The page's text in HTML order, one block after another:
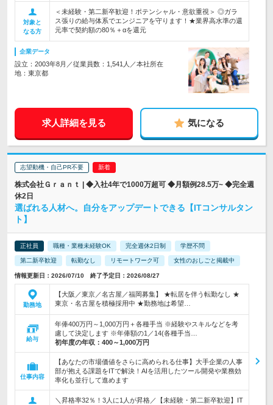
対象と
なる方
＜未経験・第二新卒歓迎！ポテンシャル・意欲重視＞ ◎ガラ
ス張りの給与体系でエンジニアを守ります！★業界高水準の還
元率で契約額の80％＋αを還元
企業データ
設立：2003年8月／従業員数：1,541人／本社所在
地：東京都
求人詳細を見る 気になる
志望動機・自己PR不要
株式会社Ｇｒａｎｔ | ◆入社4年で1000万超可 ◆月額例28.5万~ ◆完全週
休2日
選ばれる人材へ。自分をアップデートできる【ITコンサルタン
ト】
正社員 職種・業種未経験OK 完全週休2日制 学歴不問
第二新卒歓迎 転勤なし リモートワーク可 女性のおしごと掲載中
情報更新日：2026/07/10 終了予定日：2026/08/27
勤務地
【大阪／東京／名古屋／福岡募集】 ★転居を伴う転勤なし ★
東京・名古屋を積極採用中 ★勤務地は希望…
給与
年俸400万円～1,000万円＋各種手当 ※経験やスキルなどを考
慮して決定します ※年俸額の1／14(各種手当…
初年度の年収： 400～1,000万円
仕事内容
【あなたの市場価値をさらに高められる仕事】大手企業の人事
部が抱える課題をITで解決！AIを活用したツール開発や業務効
率化も並行して進めます
＼昇格率32％！3人に1人が昇格／【未経験・第二新卒歓迎】IT